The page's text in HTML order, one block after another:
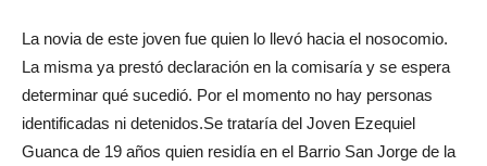
La novia de este joven fue quien lo llevó hacia el nosocomio.
La misma ya prestó declaración en la comisaría y se espera
determinar qué sucedió. Por el momento no hay personas
identificadas ni detenidos.Se trataría del Joven Ezequiel
Guanca de 19 años quien residía en el Barrio San Jorge de la